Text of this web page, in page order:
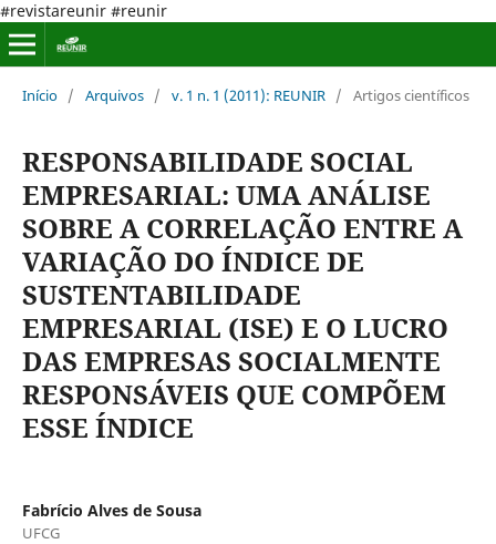
#revistareunir #reunir
Início / Arquivos / v. 1 n. 1 (2011): REUNIR / Artigos científicos
RESPONSABILIDADE SOCIAL
EMPRESARIAL: UMA ANÁLISE
SOBRE A CORRELAÇÃO ENTRE A
VARIAÇÃO DO ÍNDICE DE
SUSTENTABILIDADE
EMPRESARIAL (ISE) E O LUCRO
DAS EMPRESAS SOCIALMENTE
RESPONSÁVEIS QUE COMPÕEM
ESSE ÍNDICE
Fabrício Alves de Sousa
UFCG